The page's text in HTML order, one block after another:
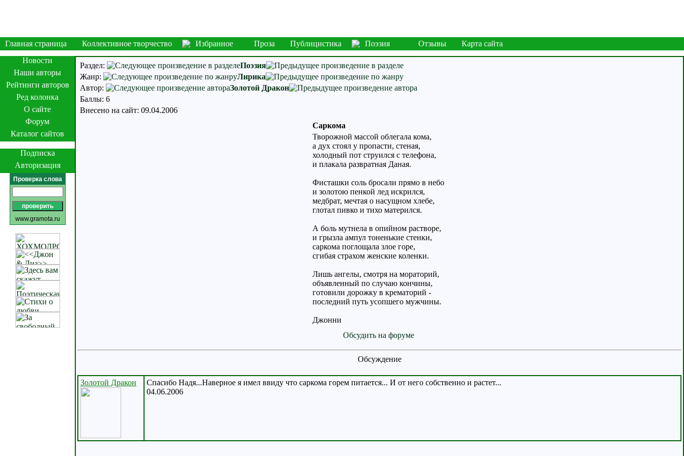
Главная страница Коллективное творчество Избранное Проза Публицистика Поэзия Отзывы
Карта сайта
Новости
Наши авторы
Рейтинги авторов
Ред колонка
О сайте
Форум
Каталог сайтов
Подписка
Авторизация
Проверка слова
www.gramota.ru
Раздел:
Поэзия
Жанр:
Лирика
Автор:
Золотой Дракон
Баллы: 6
Внесено на сайт: 09.04.2006
Саркома
Творожной массой облегала кома,
а дух стоял у пропасти, стеная,
холодный пот струился с телефона,
и плакала развратная Даная.
Фисташки соль бросали прямо в небо
и золотою пенкой лед искрился,
медбрат, мечтая о насущном хлебе,
глотал пивко и тихо матерился.
А боль мутнела в опийном растворе,
и грызла ампул тоненькие стенки,
саркома поглощала злое горе,
сгибая страхом женские коленки.
Лишь ангелы, смотря на мораторий,
объявленный по случаю кончины,
готовили дорожку в крематорий -
последний путь усопшего мужчины.
Джонни
Обсудить на форуме
Обсуждение
Золотой Дракон
Спасибо Надя...Наверное я имел ввиду что саркома горем питается... И от него собственно и растет...
04.06.2006